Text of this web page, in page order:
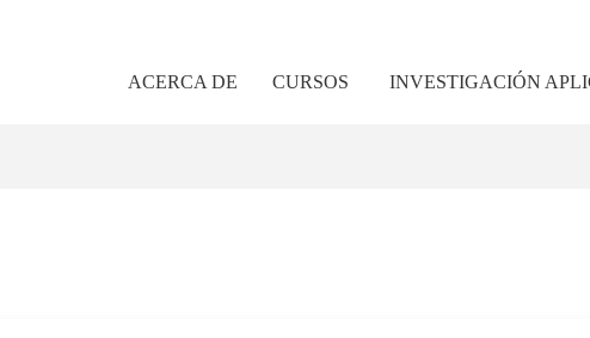
ACERCA DE CURSOS INVESTIGACIÓN